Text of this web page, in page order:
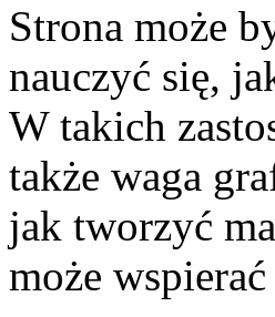
Strona może
nauczyć się,
W takich
także waga
jak tworzyć
może